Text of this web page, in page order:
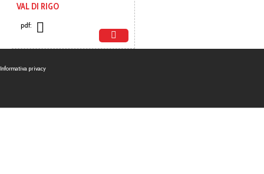
VAL DI RIGO
pdf:
Informativa privacy